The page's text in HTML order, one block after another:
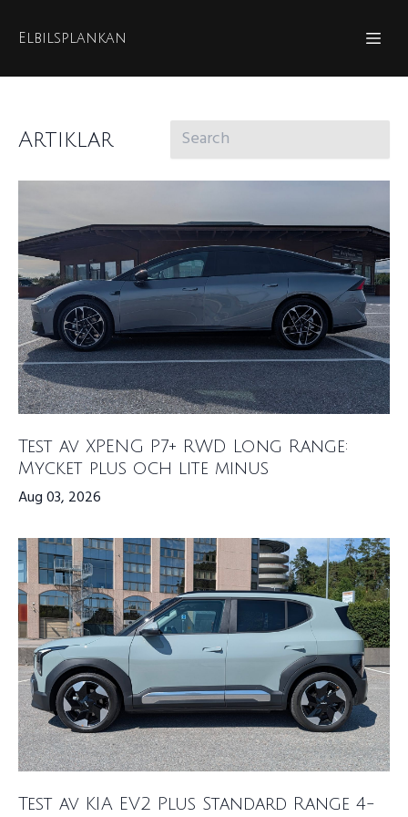
Elbilsplankan
Artiklar
Test av XPENG P7+ RWD Long Range:
Mycket plus och lite minus
Aug 03, 2026
Test av KIA EV2 Plus Standard Range 4-